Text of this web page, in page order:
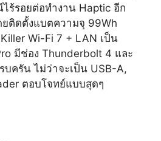
ร้รอยต่อทำงาน Haptic อีก
ติดตั้งแบตความจุ 99Wh
Wi-Fi 7 + LAN เป็น
มีช่อง Thunderbolt 4 และ
บครัน ไม่ว่าจะเป็น USB-A,
ตอบโจทย์แบบสุดๆ